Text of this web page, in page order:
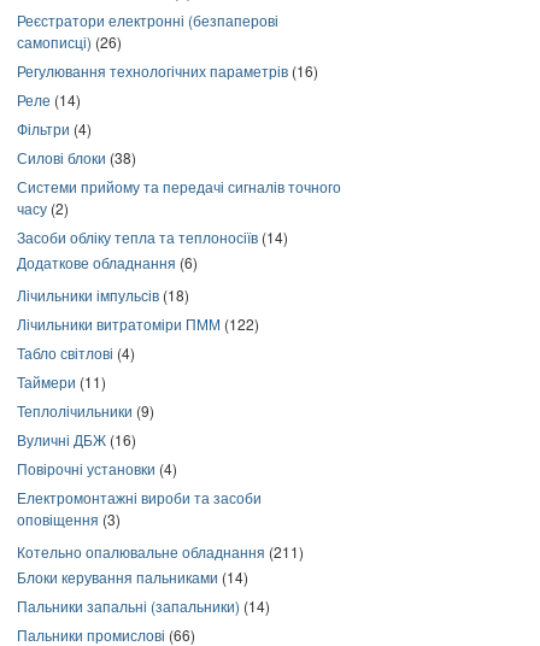
Реєстратори електронні (безпаперові
самописці) (26)
Регулювання технологічних параметрів (16)
Реле (14)
Фільтри (4)
Силові блоки (38)
Системи прийому та передачі сигналів точного
часу (2)
Засоби обліку тепла та теплоносіїв (14)
Додаткове обладнання (6)
Лічильники імпульсів (18)
Лічильники витратоміри ПММ (122)
Табло світлові (4)
Таймери (11)
Теплолічильники (9)
Вуличні ДБЖ (16)
Повірочні установки (4)
Електромонтажні вироби та засоби
оповіщення (3)
Котельно опалювальне обладнання (211)
Блоки керування пальниками (14)
Пальники запальні (запальники) (14)
Пальники промислові (66)